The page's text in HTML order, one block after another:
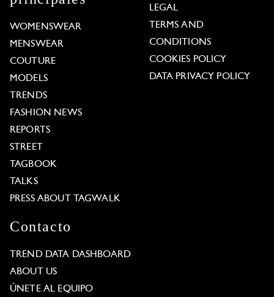
WOMENSWEAR
MENSWEAR
COUTURE
MODELS
TRENDS
FASHION NEWS
REPORTS
STREET
TAGBOOK
TALKS
PRESS ABOUT TAGWALK
LEGAL
TERMS AND
CONDITIONS
COOKIES POLICY
DATA PRIVACY POLICY
Contacto
TREND DATA DASHBOARD
ABOUT US
ÚNETE AL EQUIPO